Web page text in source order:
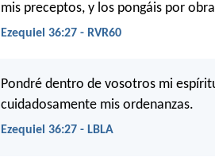
mis preceptos, y los pongáis por
Ezequiel 36:27 - RVR60
Pondré dentro de vosotros mi
cuidadosamente mis ordenanzas.
Ezequiel 36:27 - LBLA